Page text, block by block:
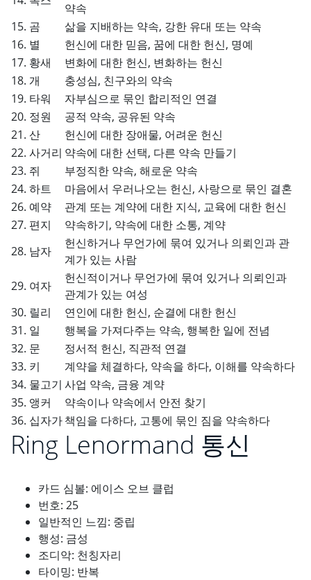
약속
15. 곰
삶을 지배하는 약속, 강한 유대 또는 약속
16. 별
헌신에 대한 믿음, 꿈에 대한 헌신, 명예
17. 황새
변화에 대한 헌신, 변화하는 헌신
18. 개
충성심, 친구와의 약속
19. 타워
자부심으로 묶인 합리적인 연결
20. 정원
공적 약속, 공유된 약속
21. 산
헌신에 대한 장애물, 어려운 헌신
22. 사거리 약속에 대한 선택, 다른 약속 만들기
23. 쥐
부정직한 약속, 해로운 약속
24. 하트
마음에서 우러나오는 헌신, 사랑으로 묶인 결혼
26. 예약
관계 또는 계약에 대한 지식, 교육에 대한 헌신
27. 편지
약속하기, 약속에 대한 소통, 계약
28. 남자
헌신하거나 무언가에 묶여 있거나 의뢰인과 관
계가 있는 사람
29. 여자
헌신적이거나 무언가에 묶여 있거나 의뢰인과
관계가 있는 여성
30. 릴리
연인에 대한 헌신, 순결에 대한 헌신
31. 일
행복을 가져다주는 약속, 행복한 일에 전념
32. 문
정서적 헌신, 직관적 연결
33. 키
계약을 체결하다, 약속을 하다, 이해를 약속하다
34. 물고기 사업 약속, 금융 계약
35. 앵커
약속이나 약속에서 안전 찾기
36. 십자가책임을 다하다, 고통에 묶인 짐을 약속하다
Ring Lenormand 통신
카드 심볼: 에이스 오브 클럽
번호: 25
일반적인 느낌: 중립
행성: 금성
조디악: 천칭자리
타이밍: 반복